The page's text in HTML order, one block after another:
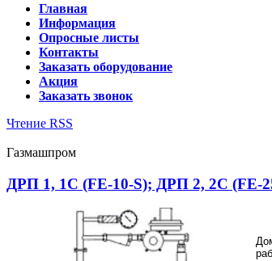
Главная
Информация
Опросные листы
Контакты
Заказать оборудование
Акция
Заказать звонок
Чтение RSS
Газмашпром
ДРП 1, 1С (FE-10-S); ДРП 2, 2С (FE-